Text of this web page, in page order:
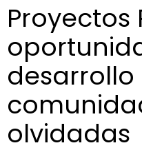
Proyectos
olvidadas